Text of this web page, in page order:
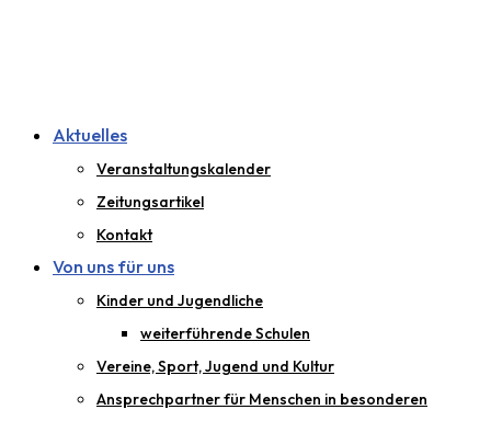
Aktuelles
Veranstaltungskalender
Zeitungsartikel
Kontakt
Von uns für uns
Kinder und Jugendliche
weiterführende Schulen
Vereine, Sport, Jugend und Kultur
Ansprechpartner für Menschen in besonderen